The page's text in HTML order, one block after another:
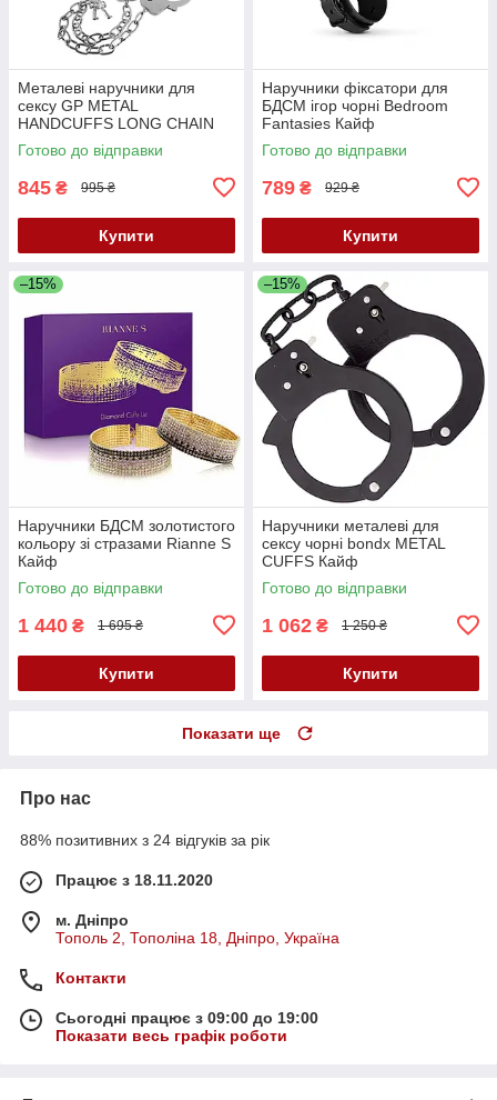
Металеві наручники для
сексу GP METAL
HANDCUFFS LONG CHAIN
Кайф
Готово до відправки
845 ₴ 995 ₴
Купити
Наручники фіксатори для
БДСМ ігор чорні Bedroom
Fantasies Кайф
Готово до відправки
789 ₴ 929 ₴
Купити
–15%
Наручники БДСМ золотистого
кольору зі стразами Rianne S
Кайф
Готово до відправки
1 440 ₴ 1 695 ₴
Купити
–15%
Наручники металеві для
сексу чорні bondx METAL
CUFFS Кайф
Готово до відправки
1 062 ₴ 1 250 ₴
Купити
Показати ще
Про нас
88% позитивних з 24 відгуків за рік
Працює з 18.11.2020
м. Дніпро
Тополь 2, Тополіна 18, Дніпро, Україна
Контакти
Сьогодні працює з 09:00 до 19:00
Показати весь графік роботи